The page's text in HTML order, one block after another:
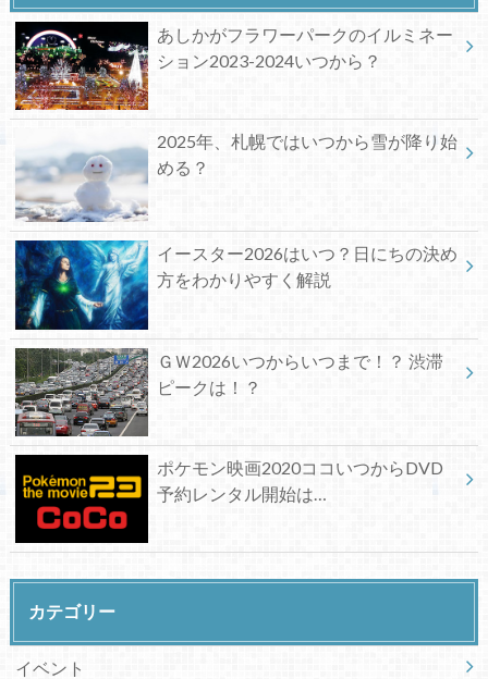
あしかがフラワーパークのイルミネー
ション2023-2024いつから？
2025年、札幌ではいつから雪が降り始
める？
イースター2026はいつ？日にちの決め
方をわかりやすく解説
ＧＷ2026いつからいつまで！？ 渋滞
ピークは！？
ポケモン映画2020ココいつからDVD
予約レンタル開始は…
カテゴリー
イベント